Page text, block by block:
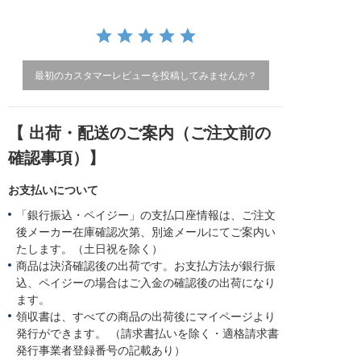
g
最初のカスタマーレビューを投稿してみませんか？
【 出荷・配送のご案内（ご注文前の
確認事項）】
お支払いについて
「銀行振込・ペイジー」の支払口座情報は、ご注文
後メーカー在庫確認次第、別途メールにてご案内い
たします。（土日祝を除く）
商品は決済確認後の出荷です。お支払方法が銀行振
込、ペイジーの場合はご入金の確認後の出荷になり
ます。
領収書は、すべての商品の出荷後にマイページより
発行ができます。 （請求書払いを除く・適格請求書
発行事業者登録番号の記載あり）